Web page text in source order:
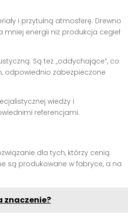
i przytulną atmosferę. Drewno
energii niż produkcja cegieł
Są też „oddychające”, co
odpowiednio zabezpieczone
wiedzy i
referencjami.
dla tych, którzy cenią
są produkowane w fabryce, a na
znaczenie?